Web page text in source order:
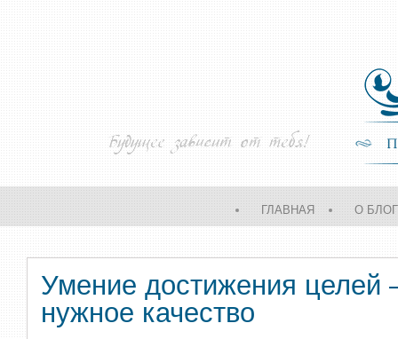
ГЛАВНАЯ О
Умение достижения целей
нужное качество